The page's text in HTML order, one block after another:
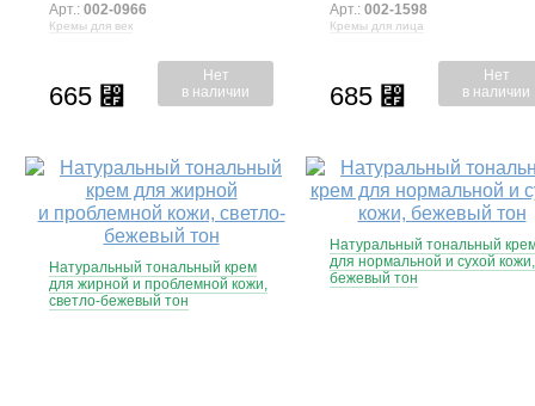
Кремы для век
Арт.: 002-0966
665 ⃏
Нет
в наличии
Кремы для лица
Арт.: 002-1598
685 ⃏
Нет
в наличии
Натуральный тональный крем
для жирной и проблемной кожи,
светло-бежевый тон
Натуральный тональный
для нормальной и сухой кожи,
бежевый тон